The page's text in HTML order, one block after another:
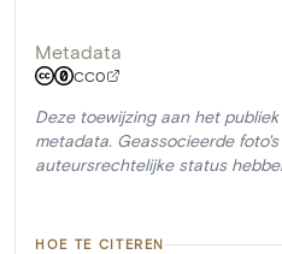
Metadata
CC0
Deze toewijzing aan het
metadata. Geassocieerde
auteursrechtelijke status
HOE TE CITEREN